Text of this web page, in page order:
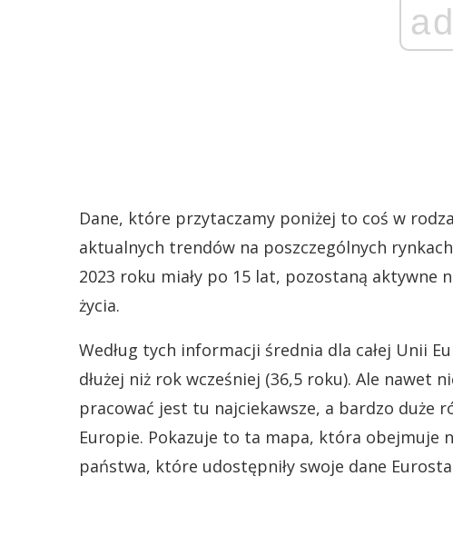
ad
Dane, które przytaczamy poniżej to coś w
aktualnych trendów na poszczególnych
2023 roku miały po 15 lat, pozostaną aktywne
życia.
Według tych informacji średnia dla całej Unii
dłużej niż rok wcześniej (36,5 roku). Ale nawet
pracować jest tu najciekawsze, a bardzo duże
Europie. Pokazuje to ta mapa, która obejmuje
państwa, które udostępniły swoje dane